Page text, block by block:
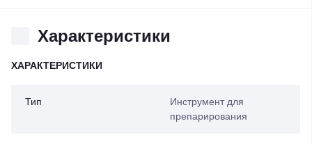
Характеристики
ХАРАКТЕРИСТИКИ
Тип
Инструмент для
препарирования